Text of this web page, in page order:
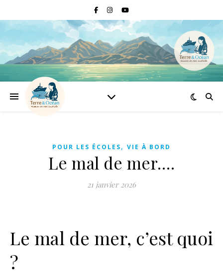
POUR LES ÉCOLES, VIE À BORD
Le mal de mer….
21 janvier 2026
Le mal de mer, c’est quoi
?